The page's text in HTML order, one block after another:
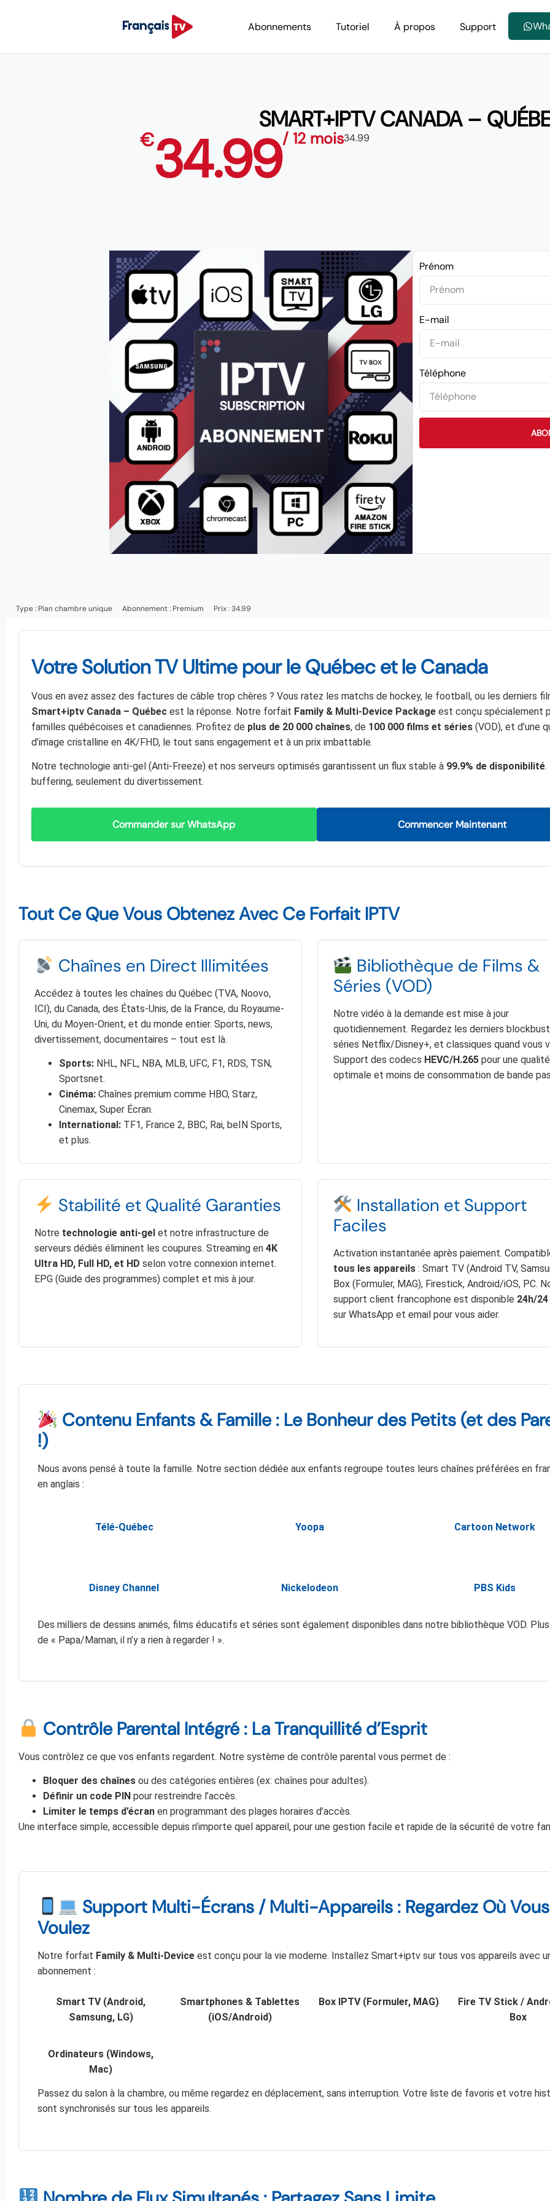
Abonnements Tutoriel À propos Support
SMART+IPTV CANADA –
€34.99/ 12 mois34.99
Prénom
E-mail
Téléphone
Type : Plan chambre unique Abonnement : Premium Prix : 34.99
Votre Solution TV Ultime pour le Québec et le Canada
Vous en avez assez des factures de câble trop chères ? Vous ratez les matchs de hockey, le football, ou les derniers
Smart+iptv Canada – Québec est la réponse. Notre forfait Family & Multi-Device Package est conçu spécialement
familles québécoises et canadiennes. Profitez de plus de 20 000 chaînes, de 100 000 films et séries (VOD), et d’une
d’image cristalline en 4K/FHD, le tout sans engagement et à un prix imbattable.
Notre technologie anti-gel (Anti-Freeze) et nos serveurs optimisés garantissent un flux stable à 99.9% de disponibilité.
buffering, seulement du divertissement.
Commander sur WhatsApp Commencer Maintenant
Tout Ce Que Vous Obtenez Avec Ce Forfait IPTV
Chaînes en Direct Illimitées
Accédez à toutes les chaînes du Québec (TVA, Noovo,
ICI), du Canada, des États-Unis, de la France, du Royaume-
Uni, du Moyen-Orient, et du monde entier. Sports, news,
divertissement, documentaires – tout est là.
Sports: NHL, NFL, NBA, MLB, UFC, F1, RDS, TSN,
Sportsnet.
Cinéma: Chaînes premium comme HBO, Starz,
Cinemax, Super Écran.
International: TF1, France 2, BBC, Rai, beIN Sports,
et plus.
Bibliothèque de Films &
Séries (VOD)
Notre vidéo à la demande est mise à jour
quotidiennement. Regardez les derniers
séries Netflix/Disney+, et classiques quand vous
Support des codecs HEVC/H.265pour une qualité
optimale et moins de consommation de bande
Stabilité et Qualité Garanties
Notre technologie anti-gel et notre infrastructure de
serveurs dédiés éliminent les coupures. Streaming en 4K
Ultra HD, Full HD, et HD selon votre connexion internet.
EPG (Guide des programmes) complet et mis à jour.
Installation et Support
Faciles
Activation instantanée après paiement.
tous les appareils: Smart TV (Android TV,
Box (Formuler, MAG), Firestick, Android/iOS, PC.
support client francophone est disponible 24h/
sur WhatsApp et email pour vous aider.
Contenu Enfants & Famille : Le Bonheur des Petits (et des
!)
Nous avons pensé à toute la famille. Notre section dédiée aux enfants regroupe toutes leurs chaînes préférées en
en anglais :
Télé-Québec Yoopa Cartoon Network
Disney Channel Nickelodeon PBS Kids
Des milliers de dessins animés, films éducatifs et séries sont également disponibles dans notre bibliothèque VOD. Plus
de « Papa/Maman, il n’y a rien à regarder ! ».
Contrôle Parental Intégré : La Tranquillité d’Esprit
Vous contrôlez ce que vos enfants regardent. Notre système de contrôle parental vous permet de :
Bloquer des chaînes ou des catégories entières (ex: chaînes pour adultes).
Définir un code PIN pour restreindre l’accès.
Limiter le temps d’écran en programmant des plages horaires d’accès.
Une interface simple, accessible depuis n’importe quel appareil, pour une gestion facile et rapide de la sécurité de votre
Support Multi-Écrans / Multi-Appareils : Regardez Où Vous
Voulez
Notre forfait Family & Multi-Device est conçu pour la vie moderne. Installez Smart+iptv sur tous vos appareils avec
abonnement :
Smart TV (Android,
Samsung, LG)
Smartphones & Tablettes
(iOS/Android)
Box IPTV (Formuler, MAG)
Fire TV Stick /
Box
Ordinateurs (Windows,
Mac)
Passez du salon à la chambre, ou même regardez en déplacement, sans interruption. Votre liste de favoris et votre
sont synchronisés sur tous les appareils.